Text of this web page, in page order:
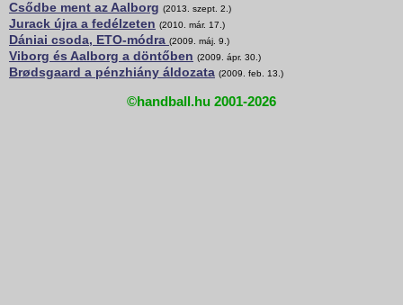
Csődbe ment az Aalborg (2013. szept. 2.)
Jurack újra a fedélzeten (2010. már. 17.)
Dániai csoda, ETO-módra (2009. máj. 9.)
Viborg és Aalborg a döntőben (2009. ápr. 30.)
Brødsgaard a pénzhiány áldozata (2009. feb. 13.)
©handball.hu 2001-2026